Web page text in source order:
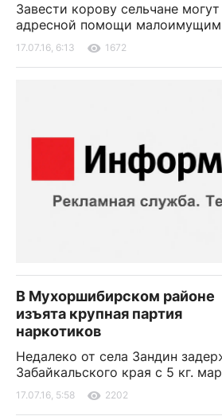
Завести корову сельчане
адресной помощи
17.07.16, 6:13 1672
В Мухоршибирском районе
изъята крупная партия
наркотиков
Недалеко от села Зандин
Забайкальского края с 5 кг.
17.07.16, 5:58 2202